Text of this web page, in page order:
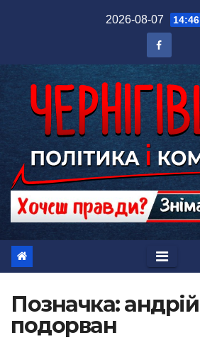
2026-08-07 14:46
Позначка:андрій
подорван